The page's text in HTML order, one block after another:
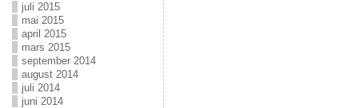
juli 2015
mai 2015
april 2015
mars 2015
september 2014
august 2014
juli 2014
juni 2014